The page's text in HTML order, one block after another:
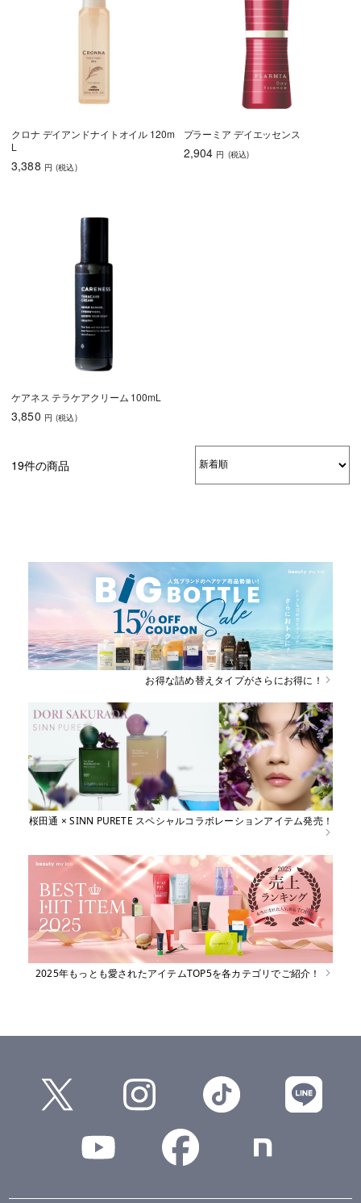
クロナ デイアンドナイトオイル 120m
L
3,388 円 (税込)
プラーミア デイエッセンス
2,904 円 (税込)
ケアネス テラケアクリーム 100mL
3,850 円 (税込)
19件の商品
お得な詰め替えタイプがさらにお得に！
桜田通 × SINN PURETE スペシャルコラボレーションアイテム発売！
2025年もっとも愛されたアイテムTOP5を各カテゴリでご紹介！